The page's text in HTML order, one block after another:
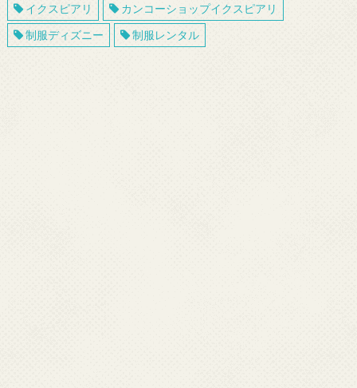
イクスピアリ
カンコーショップイクスピアリ
制服ディズニー
制服レンタル